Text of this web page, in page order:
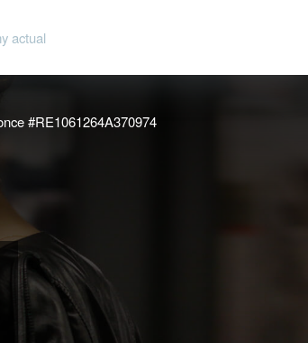
actual
#RE1061264A370974